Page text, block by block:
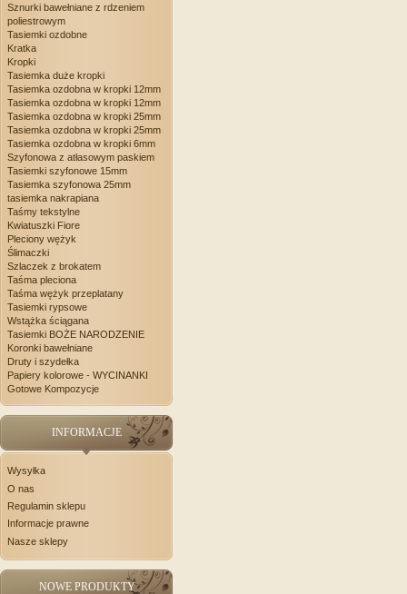
Sznurki bawełniane z rdzeniem
poliestrowym
Tasiemki ozdobne
Kratka
Kropki
Tasiemka duże kropki
Tasiemka ozdobna w kropki 12mm
Tasiemka ozdobna w kropki 12mm
Tasiemka ozdobna w kropki 25mm
Tasiemka ozdobna w kropki 25mm
Tasiemka ozdobna w kropki 6mm
Szyfonowa z atłasowym paskiem
Tasiemki szyfonowe 15mm
Tasiemka szyfonowa 25mm
tasiemka nakrapiana
Taśmy tekstylne
Kwiatuszki Fiore
Pleciony wężyk
Ślimaczki
Szlaczek z brokatem
Taśma pleciona
Taśma wężyk przeplatany
Tasiemki rypsowe
Wstążka ściągana
Tasiemki BOŻE NARODZENIE
Koronki bawełniane
Druty i szydełka
Papiery kolorowe - WYCINANKI
Gotowe Kompozycje
INFORMACJE
Wysyłka
O nas
Regulamin sklepu
Informacje prawne
Nasze sklepy
NOWE PRODUKTY